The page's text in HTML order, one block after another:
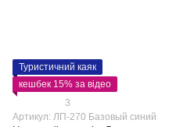
Туристичний каяк
кешбек 15% за відео
3
Артикул: ЛП-270 Базовый синий